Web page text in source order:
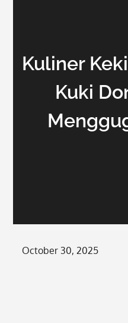
Kuliner
Kuki
Posted
October 30, 2025